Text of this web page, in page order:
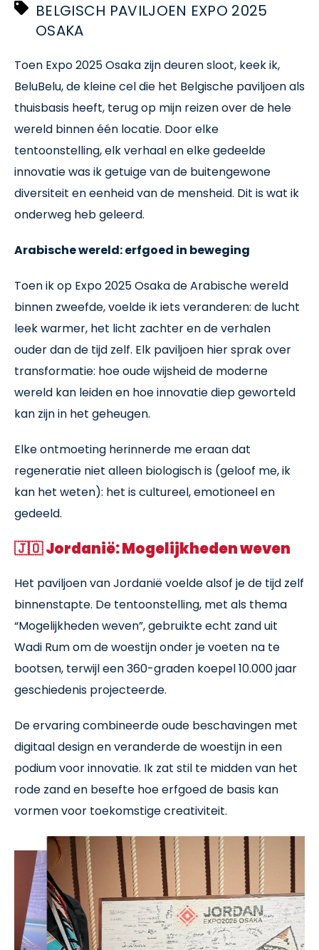
BELGISCH PAVILJOEN EXPO 2025
OSAKA
Toen Expo 2025 Osaka zijn deuren sloot, keek ik,
BeluBelu, de kleine cel die het Belgische paviljoen als
thuisbasis heeft, terug op mijn reizen over de hele
wereld binnen één locatie. Door elke
tentoonstelling, elk verhaal en elke gedeelde
innovatie was ik getuige van de buitengewone
diversiteit en eenheid van de mensheid. Dit is wat ik
onderweg heb geleerd.
Arabische wereld: erfgoed in beweging
Toen ik op Expo 2025 Osaka de Arabische wereld
binnen zweefde, voelde ik iets veranderen: de lucht
leek warmer, het licht zachter en de verhalen
ouder dan de tijd zelf. Elk paviljoen hier sprak over
transformatie: hoe oude wijsheid de moderne
wereld kan leiden en hoe innovatie diep geworteld
kan zijn in het geheugen.
Elke ontmoeting herinnerde me eraan dat
regeneratie niet alleen biologisch is (geloof me, ik
kan het weten): het is cultureel, emotioneel en
gedeeld.
🇯🇴Jordanië: Mogelijkheden weven
Het paviljoen van Jordanië voelde alsof je de tijd zelf
binnenstapte. De tentoonstelling, met als thema
“Mogelijkheden weven”, gebruikte echt zand uit
Wadi Rum om de woestijn onder je voeten na te
bootsen, terwijl een 360-graden koepel 10.000 jaar
geschiedenis projecteerde.
De ervaring combineerde oude beschavingen met
digitaal design en veranderde de woestijn in een
podium voor innovatie. Ik zat stil te midden van het
rode zand en besefte hoe erfgoed de basis kan
vormen voor toekomstige creativiteit.